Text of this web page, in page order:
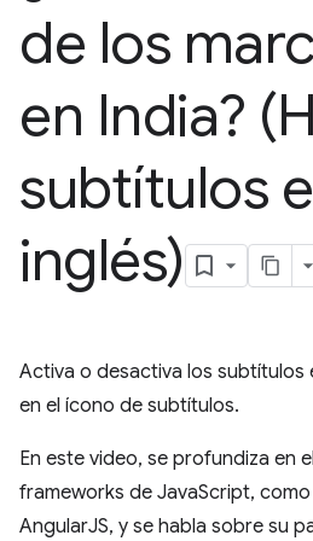
de los
en India?
subtítulos
inglés)
Activa o desactiva los subtítulos
en el ícono de subtítulos.
En este video, se profundiza en
frameworks de JavaScript,
AngularJS, y se habla sobre su